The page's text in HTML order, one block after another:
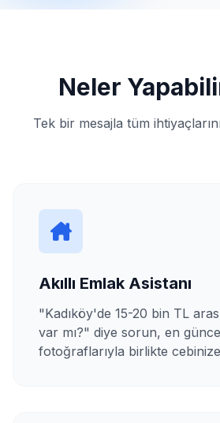
Neler
Tek bir mesajla tüm
Akıllı Emlak Asistanı
"Kadıköy'de 15-20 bin TL
var mı?" diye sorun, en
fotoğraflarıyla birlikte